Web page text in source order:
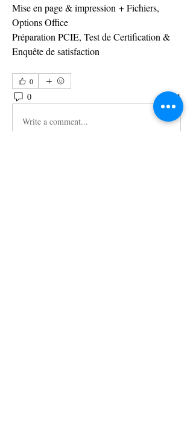
Mise en page & impression + Fichiers,
Options Office
Préparation PCIE, Test de Certification &
Enquête de satisfaction
0
0 21
Write a comment...